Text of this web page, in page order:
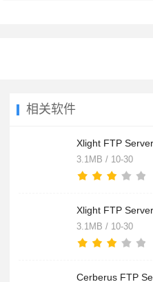
相关软件
3.1MB / 10-30
3.1MB / 10-30